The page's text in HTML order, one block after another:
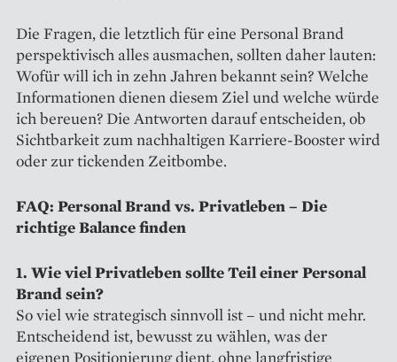
Die Fragen, die letztlich für eine Personal Brand
perspektivisch alles ausmachen, sollten daher lauten:
Wofür will ich in zehn Jahren bekannt sein? Welche
Informationen dienen diesem Ziel und welche würde
ich bereuen? Die Antworten darauf entscheiden, ob
Sichtbarkeit zum nachhaltigen Karriere-Booster wird
oder zur tickenden Zeitbombe.
FAQ: Personal Brand vs. Privatleben – Die
richtige Balance finden
1. Wie viel Privatleben sollte Teil einer Personal
Brand sein?
So viel wie strategisch sinnvoll ist – und nicht mehr.
Entscheidend ist, bewusst zu wählen, was der
eigenen Positionierung dient, ohne langfristige